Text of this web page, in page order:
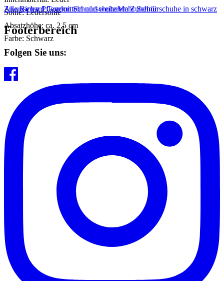
Sohle: Ledersohle
Absatzhöhe: ca. 2,5 cm
Farbe: Schwarz
Zu unseren Pflegemitteln und weiterem Zubehör
Alle Richard Gordon SchnürschuheMehr Schnürschuhe in schwarz
Footerbereich
Folgen Sie uns: